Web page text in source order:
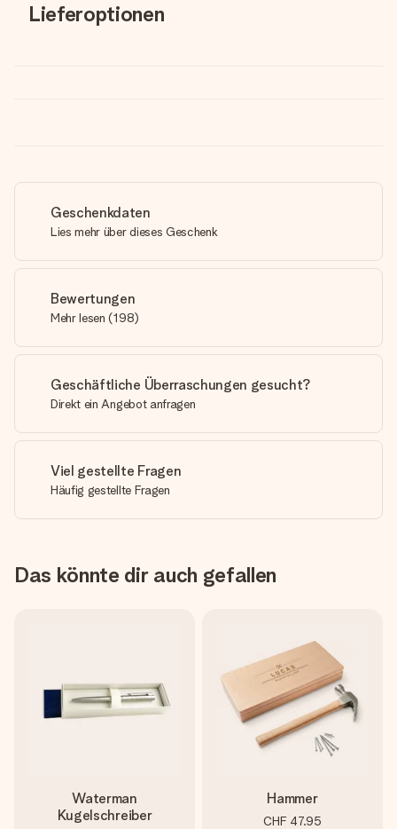
Lieferoptionen
Geschenkdaten
Lies mehr über dieses Geschenk
Bewertungen
Mehr lesen (198)
Geschäftliche Überraschungen gesucht?
Direkt ein Angebot anfragen
Viel gestellte Fragen
Häufig gestellte Fragen
Das könnte dir auch gefallen
Waterman
Kugelschreiber
Hammer
CHF 47.95